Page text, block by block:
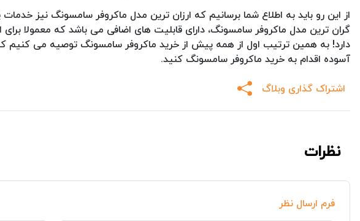
از این رو باید به اطلاع شما برسانیم که ارزان ترین مدل ماکروفر سامسونگ نیز
گران ترین مدل ماکروفر سامسونگ، دارای قابلیت های اضافی می باشد که معمولا
دارد! به همین ترتیب اول از همه پیش از خرید ماکروفر سامسونگ توصیه می کنیم
آسوده اقدام به خرید ماکروفر سامسونگ کنید.
اشتراک گذاری وبلاگ
نظرات
فرم ارسال نظر